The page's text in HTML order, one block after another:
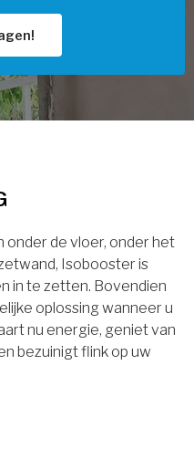
onder de vloer, onder het
Isobooster is
in te zetten. Bovendien
oplossing wanneer u
nu energie, geniet van
bezuinigt flink op uw